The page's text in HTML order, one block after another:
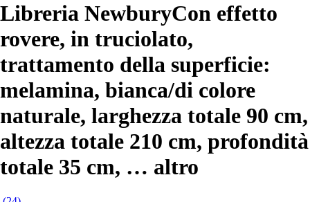
Libreria NewburyCon effetto
rovere, in truciolato,
trattamento della superficie:
melamina, bianca/di colore
naturale, larghezza totale 90 cm,
altezza totale 210 cm, profondità
totale 35 cm, … altro